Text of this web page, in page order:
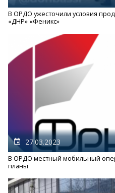
В ОРДО ужесточили условия
«ДНР» «Феникс»
27.03.2023
В ОРДО местный мобильный
планы